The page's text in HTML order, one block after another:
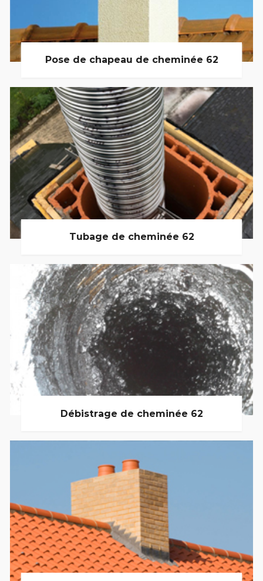
Pose de chapeau de cheminée 62
Tubage de cheminée 62
Débistrage de cheminée 62